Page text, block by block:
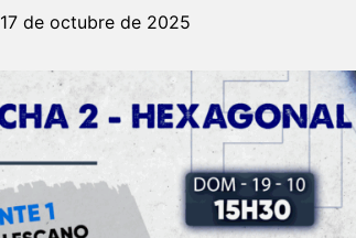
17 de octubre de 2025